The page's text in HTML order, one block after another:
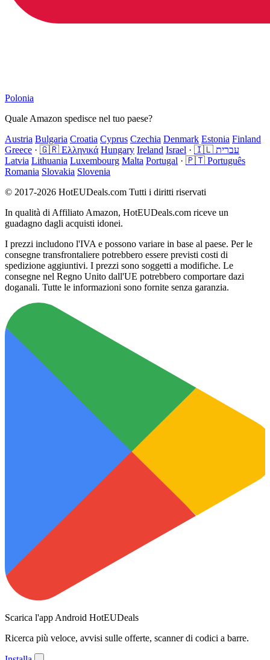
Polonia
Quale Amazon spedisce nel tuo paese?
Austria Bulgaria Croatia Cyprus Czechia Denmark Estonia Finland
Greece · 🇬🇷 Ελληνικά Hungary Ireland Israel ·
🇮🇱 עברית
Latvia Lithuania Luxembourg Malta Portugal · 🇵🇹 Português
Romania Slovakia Slovenia
© 2017-2026 HotEUDeals.com Tutti i diritti riservati
In qualità di Affiliato Amazon, HotEUDeals.com riceve un
guadagno dagli acquisti idonei.
I prezzi includono l'IVA e possono variare in base al paese. Per le
consegne transfrontaliere potrebbero essere previsti costi di
spedizione aggiuntivi. I prezzi sono soggetti a modifiche. Le
consegne nel Regno Unito dall'UE potrebbero comportare dazi
doganali. Tutte le informazioni sono fornite senza garanzia.
Scarica l'app Android HotEUDeals
Ricerca più veloce, avvisi sulle offerte, scanner di codici a barre.